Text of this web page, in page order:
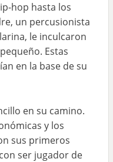
hop hasta los
un percusionista
le inculcaron
Estas
en la base de su
en su camino.
y los
sus primeros
ser jugador de